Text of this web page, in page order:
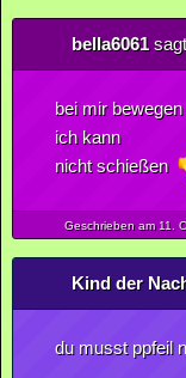
bella6061
bei mir
ich kann
nicht schießen
Geschrieben am 11.
Kind der
du musst ppfeil